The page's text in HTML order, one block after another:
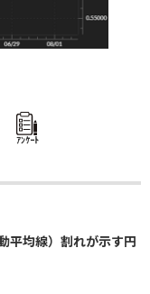
ｱﾝｹｰﾄ
平均線）割れが示す円